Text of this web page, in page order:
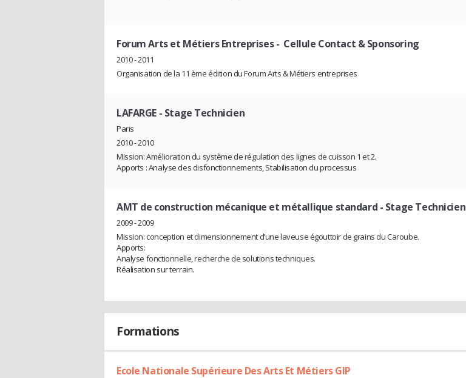
Forum Arts et Métiers Entreprises- Cellule Contact & Sponsoring
2010 - 2011
Organisation de la 11 ème édition du Forum Arts & Métiers entreprises
LAFARGE - Stage Technicien
Paris
2010 - 2010
Mission: Amélioration du système de régulation des lignes de cuisson 1 et 2.
Apports : Analyse des disfonctionnements, Stabilisation du processus
AMT de construction mécanique et métallique standard - Stage Technicien
2009 - 2009
Mission: conception et dimensionnement d’une laveuse égouttoir de grains du Caroube.
Apports:
Analyse fonctionnelle, recherche de solutions techniques.
Réalisation sur terrain.
Formations
Ecole Nationale Supérieure Des Arts Et Métiers GIP